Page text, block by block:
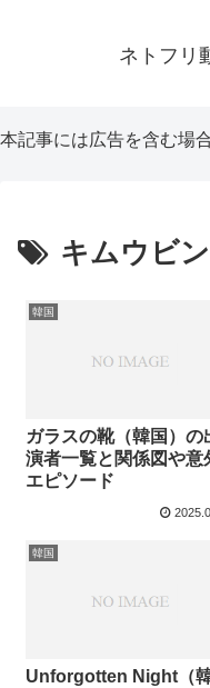
ネトフリ
本記事には広告を含む場
キムウビン
韓国
ガラスの靴（韓国）の
演者一覧と関係図や意
エピソード
韓国
Unforgotten Night（